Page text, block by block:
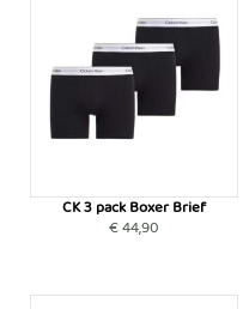
CK 3 pack Boxer Brief
€ 44,90